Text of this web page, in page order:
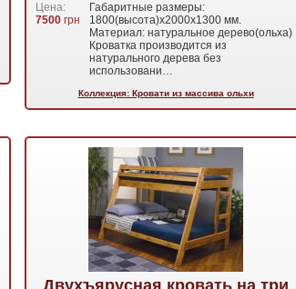
Цена:
7500 грн
Габаритные размеры:
1800(высота)х2000х1300 мм.
Материал: натуральное дерево(ольха)
Кроватка производится из
натурального дерева без
использовани…
Коллекция: Кровати из массива ольхи
Двухъярусная кровать на три